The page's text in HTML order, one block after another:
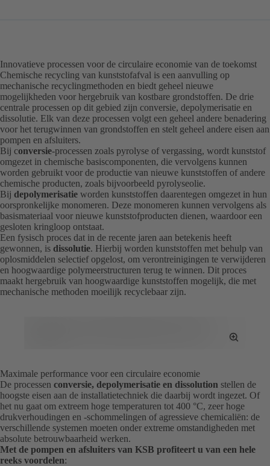
Innovatieve processen voor de circulaire economie van de toekomst
Chemische recycling van kunststofafval is een aanvulling op
mechanische recyclingmethoden en biedt geheel nieuwe
mogelijkheden voor hergebruik van kostbare grondstoffen. De drie
centrale processen op dit gebied zijn conversie, depolymerisatie en
dissolutie. Elk van deze processen volgt een geheel andere benadering
voor het terugwinnen van grondstoffen en stelt geheel andere eisen aan
pompen en afsluiters.
Bij conversie-processen zoals pyrolyse of vergassing, wordt kunststof
omgezet in chemische basiscomponenten, die vervolgens kunnen
worden gebruikt voor de productie van nieuwe kunststoffen of andere
chemische producten, zoals bijvoorbeeld pyrolyseolie.
Bij depolymerisatie worden kunststoffen daarentegen omgezet in hun
oorspronkelijke monomeren. Deze monomeren kunnen vervolgens als
basismateriaal voor nieuwe kunststofproducten dienen, waardoor een
gesloten kringloop ontstaat.
Een fysisch proces dat in de recente jaren aan betekenis heeft
gewonnen, is dissolutie. Hierbij worden kunststoffen met behulp van
oplosmiddelen selectief opgelost, om verontreinigingen te verwijderen
en hoogwaardige polymeerstructuren terug te winnen. Dit proces
maakt hergebruik van hoogwaardige kunststoffen mogelijk, die met
mechanische methoden moeilijk recyclebaar zijn.
Toggle
Maximale performance voor een circulaire economie
De processen conversie, depolymerisatie en dissolution stellen de
hoogste eisen aan de installatietechniek die daarbij wordt ingezet. Of
het nu gaat om extreem hoge temperaturen tot 400 °C, zeer hoge
drukverhoudingen en -schommelingen of agressieve chemicaliën: de
verschillende systemen moeten onder extreme omstandigheden met
absolute betrouwbaarheid werken.
Met de pompen en afsluiters van KSB profiteert u van een hele
reeks voordelen: